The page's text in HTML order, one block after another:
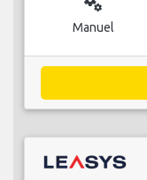
Manuel